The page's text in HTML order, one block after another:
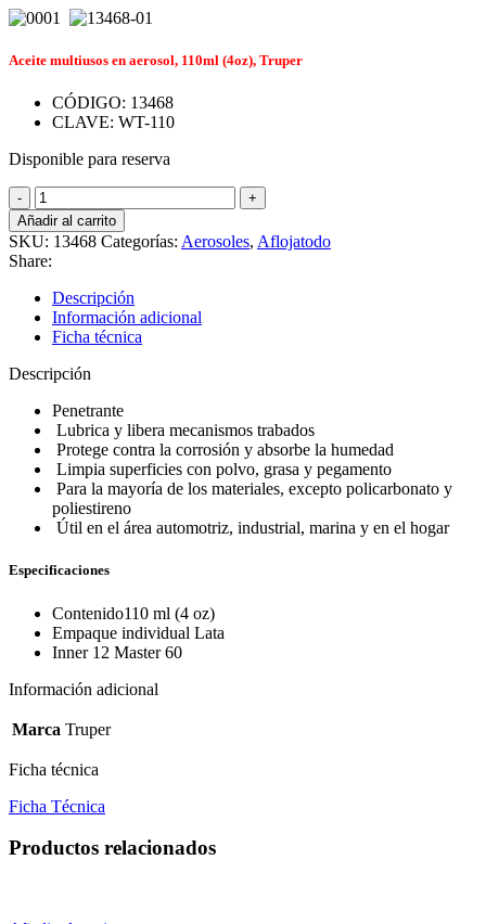
Aceite multiusos en aerosol, 110ml (4oz), Truper
CÓDIGO: 13468
CLAVE: WT-110
Disponible para reserva
Aceite
aflojatodo
en
aerosol,
110ml
(4oz),
Truper
13468
cantidad
Añadir al carrito
SKU: 13468 Categorías: Aerosoles, Aflojatodo
Share:
Descripción
Información adicional
Ficha técnica
Descripción
Penetrante
Lubrica y libera mecanismos trabados
Protege contra la corrosión y absorbe la humedad
Limpia superficies con polvo, grasa y pegamento
Para la mayoría de los materiales, excepto policarbonato y
poliestireno
Útil en el área automotriz, industrial, marina y en el hogar
Especificaciones
Contenido110 ml (4 oz)
Empaque individual Lata
Inner 12 Master 60
Información adicional
Marca Truper
Ficha técnica
Ficha Técnica
Productos relacionados